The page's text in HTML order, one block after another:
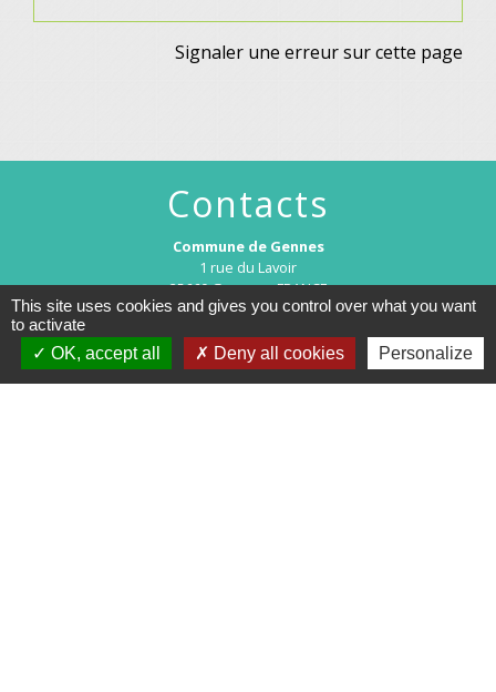
Signaler une erreur sur cette page
Contacts
Commune de Gennes
1 rue du Lavoir
25660 Gennes - FRANCE
+33 3 81 55 75 32
Contact par formulaire
This site uses cookies and gives you control over what you want
to activate
OK, accept all
Deny all cookies Personalize